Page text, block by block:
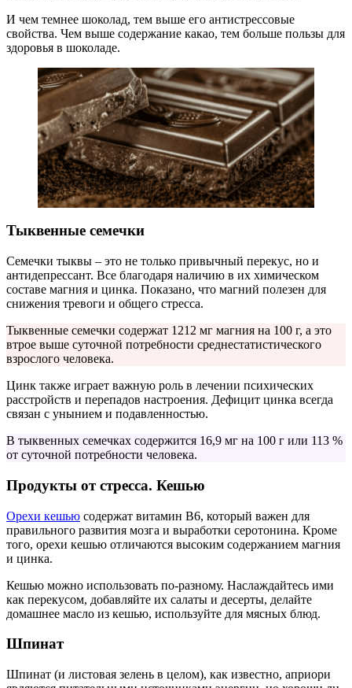
И чем темнее шоколад, тем выше его антистрессовые
свойства. Чем выше содержание какао, тем больше пользы для
здоровья в шоколаде.
Тыквенные семечки
Семечки тыквы – это не только привычный перекус, но и
антидепрессант. Все благодаря наличию в их химическом
составе магния и цинка. Показано, что магний полезен для
снижения тревоги и общего стресса.
Тыквенные семечки содержат 1212 мг магния на 100 г, а это
втрое выше суточной потребности среднестатистического
взрослого человека.
Цинк также играет важную роль в лечении психических
расстройств и перепадов настроения. Дефицит цинка всегда
связан с унынием и подавленностью.
В тыквенных семечках содержится 16,9 мг на 100 г или 113 %
от суточной потребности человека.
Продукты от стресса. Кешью
Орехи кешью содержат витамин В6, который важен для
правильного развития мозга и выработки серотонина. Кроме
того, орехи кешью отличаются высоким содержанием магния
и цинка.
Кешью можно использовать по-разному. Наслаждайтесь ими
как перекусом, добавляйте их салаты и десерты, делайте
домашнее масло из кешью, используйте для мясных блюд.
Шпинат
Шпинат (и листовая зелень в целом), как известно, априори